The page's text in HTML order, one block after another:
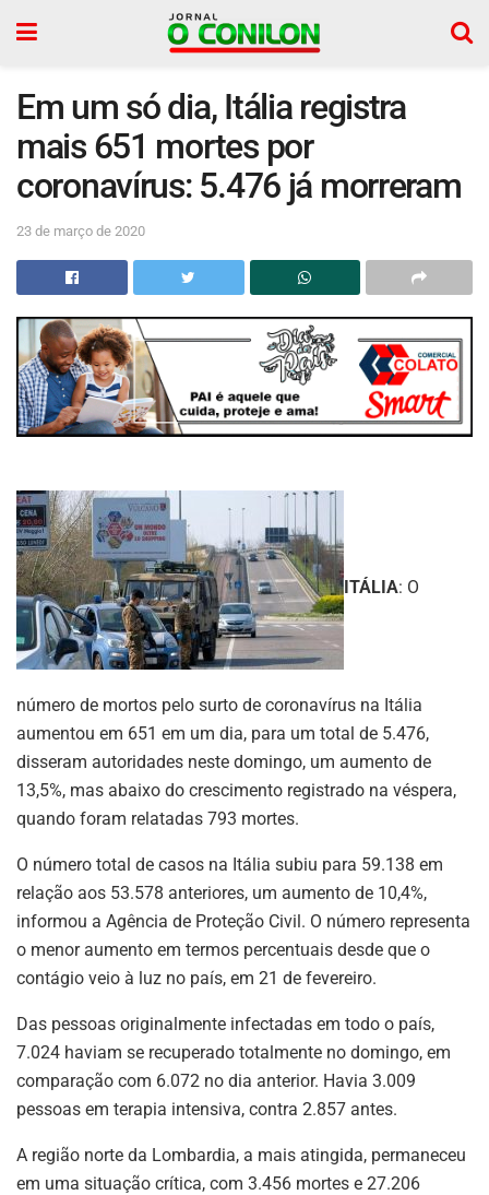
Em um só dia, Itália registra
mais 651 mortes por
coronavírus: 5.476 já morreram
23 de março de 2020
ITÁLIA: O
número de mortos pelo surto de coronavírus na Itália
aumentou em 651 em um dia, para um total de 5.476,
disseram autoridades neste domingo, um aumento de
13,5%, mas abaixo do crescimento registrado na véspera,
quando foram relatadas 793 mortes.
O número total de casos na Itália subiu para 59.138 em
relação aos 53.578 anteriores, um aumento de 10,4%,
informou a Agência de Proteção Civil. O número representa
o menor aumento em termos percentuais desde que o
contágio veio à luz no país, em 21 de fevereiro.
Das pessoas originalmente infectadas em todo o país,
7.024 haviam se recuperado totalmente no domingo, em
comparação com 6.072 no dia anterior. Havia 3.009
pessoas em terapia intensiva, contra 2.857 antes.
A região norte da Lombardia, a mais atingida, permaneceu
em uma situação crítica, com 3.456 mortes e 27.206